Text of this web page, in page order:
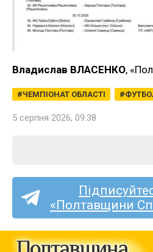
Владислав ВЛАСЕНКО,
ЧЕМПІОНАТ ОБЛАСТІ
5 серпня 2026, 09:38
«Полтавщини